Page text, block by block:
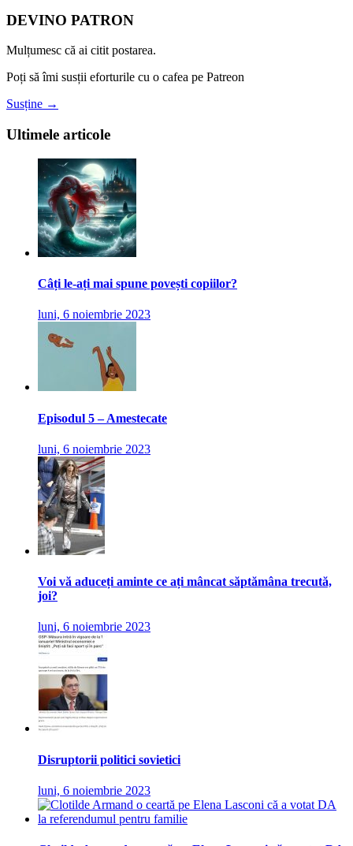
DEVINO PATRON
Mulțumesc că ai citit postarea.
Poți să îmi susții eforturile cu o cafea pe Patreon
Susține →
Ultimele articole
Câți le-ați mai spune povești copiilor?
luni, 6 noiembrie 2023
Episodul 5 – Amestecate
luni, 6 noiembrie 2023
Voi vă aduceți aminte ce ați mâncat săptămâna trecută,
joi?
luni, 6 noiembrie 2023
Disruptorii politici sovietici
luni, 6 noiembrie 2023